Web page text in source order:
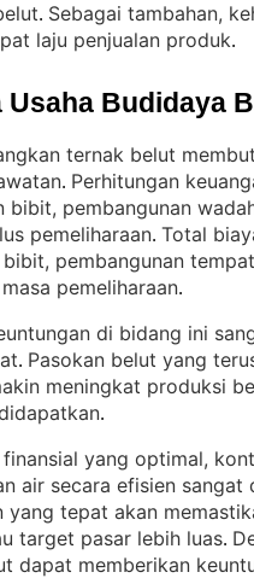
. Sebagai tambahan,
laju penjualan produk.
Usaha Budidaya
ternak belut
. Perhitungan
bibit, pembangunan
pemeliharaan. Total
pembangunan
pemeliharaan.
di bidang ini
. Pasokan belut yang
meningkat produksi
.
finansial yang optimal,
air secara efisien sangat
yang tepat akan
target pasar lebih luas.
dapat memberikan